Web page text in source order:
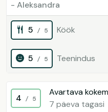
- Aleksandra
5 / 5 Köök
5 / 5 Teenindus
4 / 5
Avartava
7 päeva tagasi